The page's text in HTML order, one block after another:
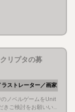
、制作いただける方
いた方の依頼停止な
ゲームの動画制作の
いかと考え、募集の
れる方のセンスにお
す。 必要な情報、聞
すので打ち合わせも
人数 １
ー公開中 長編の体
リプタの募
ラストレーター／画家
ノベルゲームをUnit